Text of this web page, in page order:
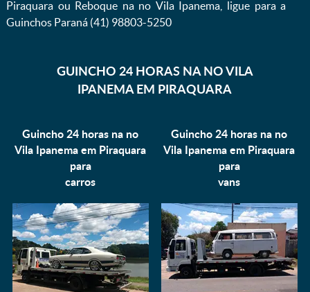
Piraquara ou Reboque na no Vila Ipanema, ligue para a
Guinchos Paraná (41) 98803-5250
GUINCHO 24 HORAS NA NO VILA
IPANEMA EM PIRAQUARA
Guincho 24 horas na no
Vila Ipanema em Piraquara
para
carros
Guincho 24 horas na no
Vila Ipanema em Piraquara
para
vans